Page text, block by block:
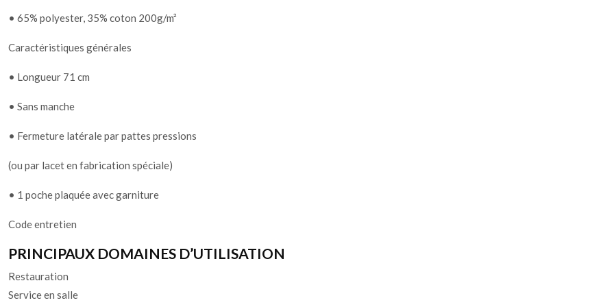
• 65% polyester, 35% coton 200g/m²
Caractéristiques générales
• Longueur 71 cm
• Sans manche
• Fermeture latérale par pattes pressions
(ou par lacet en fabrication spéciale)
• 1 poche plaquée avec garniture
Code entretien
PRINCIPAUX DOMAINES D’UTILISATION
Restauration
Service en salle